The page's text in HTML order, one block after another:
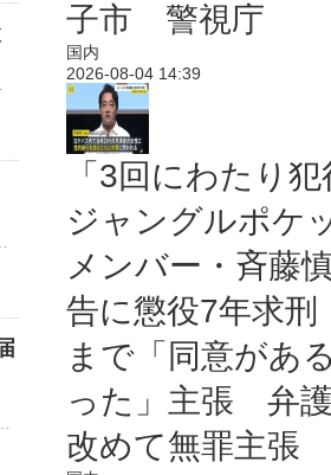
子市 警視庁
国内
2026-08-04 14:39
「3回にわたり犯
ジャングルポケ
メンバー・斉藤
告に懲役7年求
まで「同意があ
った」主張 弁
改めて無罪主張